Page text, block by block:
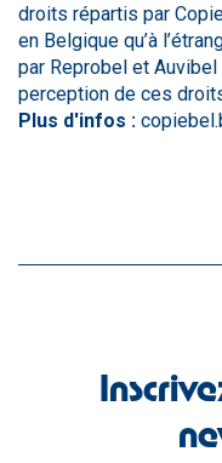
droits répartis par
en Belgique qu’à
par Reprobel et
perception de ces
Plus d'infos :